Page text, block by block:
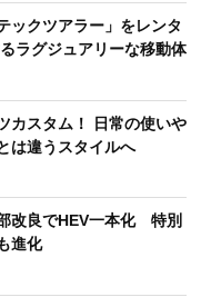
ックツアラー」をレンタ
ラグジュアリーな移動体
カスタム！ 日常の使いや
は違うスタイルへ
改良でHEV一本化 特別
進化